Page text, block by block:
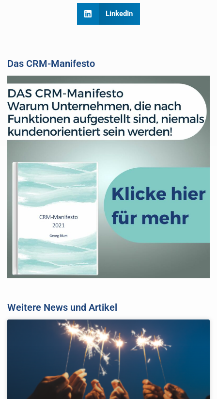
LinkedIn
Das CRM-Manifesto
Weitere News und Artikel